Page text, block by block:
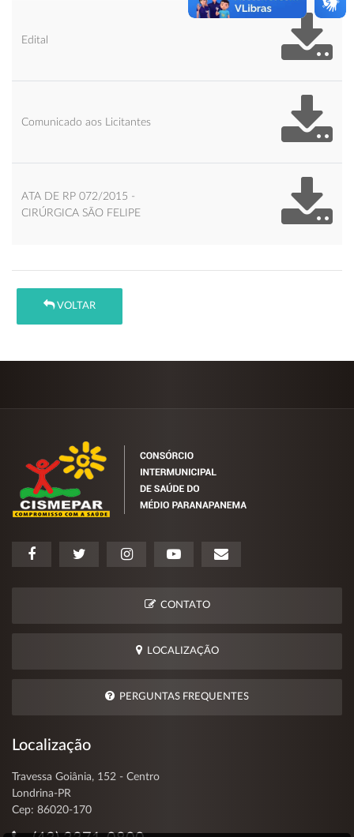
Edital
Comunicado aos Licitantes
ATA DE RP 072/2015 -
CIRÚRGICA SÃO FELIPE
VOLTAR
CONTATO
LOCALIZAÇÃO
PERGUNTAS FREQUENTES
Localização
Travessa Goiânia, 152 - Centro
Londrina-PR
Cep: 86020-170